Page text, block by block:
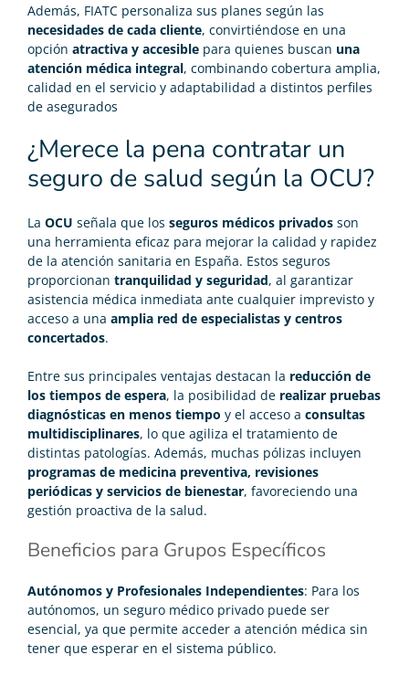
Además, FIATC personaliza sus planes según las
necesidades de cada cliente, convirtiéndose en una
opción atractiva y accesible para quienes buscan una
atención médica integral, combinando cobertura amplia,
calidad en el servicio y adaptabilidad a distintos perfiles
de asegurados
¿Merece la pena contratar un
seguro de salud según la OCU?
La OCU señala que los seguros médicos privados son
una herramienta eficaz para mejorar la calidad y rapidez
de la atención sanitaria en España. Estos seguros
proporcionan tranquilidad y seguridad, al garantizar
asistencia médica inmediata ante cualquier imprevisto y
acceso a una amplia red de especialistas y centros
concertados.
Entre sus principales ventajas destacan la reducción de
los tiempos de espera, la posibilidad de realizar pruebas
diagnósticas en menos tiempo y el acceso a consultas
multidisciplinares, lo que agiliza el tratamiento de
distintas patologías. Además, muchas pólizas incluyen
programas de medicina preventiva, revisiones
periódicas y servicios de bienestar, favoreciendo una
gestión proactiva de la salud.
Beneficios para Grupos Específicos
Autónomos y Profesionales Independientes: Para los
autónomos, un seguro médico privado puede ser
esencial, ya que permite acceder a atención médica sin
tener que esperar en el sistema público.